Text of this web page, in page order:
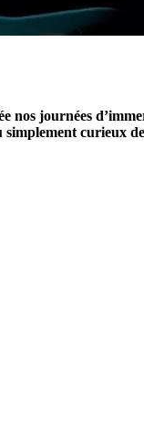
nos journées
curieux